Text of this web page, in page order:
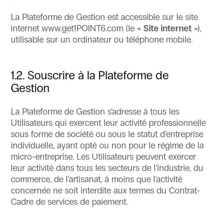
La Plateforme de Gestion est accessible sur le site
internet www.get1POINT6.com (le «Site internet »),
utilisable sur un ordinateur ou téléphone mobile.
1.2. Souscrire à la Plateforme de
Gestion
La Plateforme de Gestion s’adresse à tous les
Utilisateurs qui exercent leur activité professionnelle
sous forme de société ou sous le statut d’entreprise
individuelle, ayant opté ou non pour le régime de la
micro-entreprise. Les Utilisateurs peuvent exercer
leur activité dans tous les secteurs de l’industrie, du
commerce, de l’artisanat, à moins que l'activité
concernée ne soit interdite aux termes du Contrat-
Cadre de services de paiement.